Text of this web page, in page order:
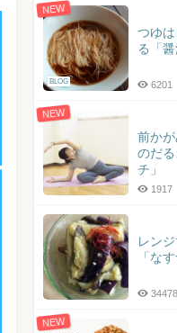
NEW
BLOG
つゆ
る「
6201
NEW
前か
のだ
チ」
1917
レン
「な
34478
NEW